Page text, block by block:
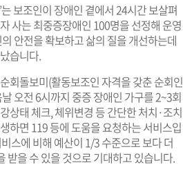
보조인이 장애인 곁에서 24시간 보살펴
사는 최중증장애인 100명을 선정해 운영
안전을 확보하고 삶의 질을 개선하는데
습니다.
회돌보미(활동보조인 자격을 갖춘 순회인
오전 6시까지 중증 장애인 가구를 2~3회
상태 체크, 체위변경 등 간단한 처치·조치
하면 119 등에 도움을 요청하는 서비스입
스에 비해 예산이 1/3 수준으로 보다 더
받을 수 있을 것으로 기대하고 있습니다.